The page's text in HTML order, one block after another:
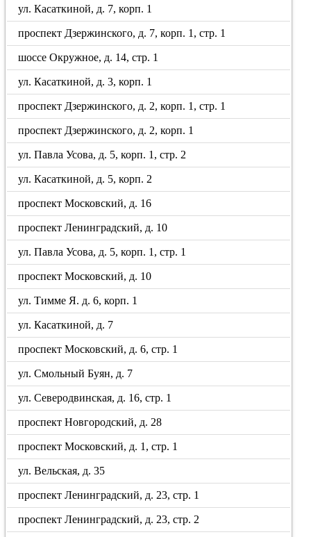
ул. Касаткиной, д. 7, корп. 1
проспект Дзержинского, д. 7, корп. 1, стр. 1
шоссе Окружное, д. 14, стр. 1
ул. Касаткиной, д. 3, корп. 1
проспект Дзержинского, д. 2, корп. 1, стр. 1
проспект Дзержинского, д. 2, корп. 1
ул. Павла Усова, д. 5, корп. 1, стр. 2
ул. Касаткиной, д. 5, корп. 2
проспект Московский, д. 16
проспект Ленинградский, д. 10
ул. Павла Усова, д. 5, корп. 1, стр. 1
проспект Московский, д. 10
ул. Тимме Я. д. 6, корп. 1
ул. Касаткиной, д. 7
проспект Московский, д. 6, стр. 1
ул. Смольный Буян, д. 7
ул. Северодвинская, д. 16, стр. 1
проспект Новгородский, д. 28
проспект Московский, д. 1, стр. 1
ул. Вельская, д. 35
проспект Ленинградский, д. 23, стр. 1
проспект Ленинградский, д. 23, стр. 2